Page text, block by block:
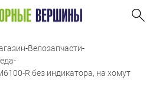
-Велозапчасти-
-
R без индикатора, на хомут